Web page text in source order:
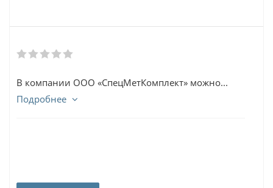
В компании ООО «СпецМетКомплект» можно...
Подробнее